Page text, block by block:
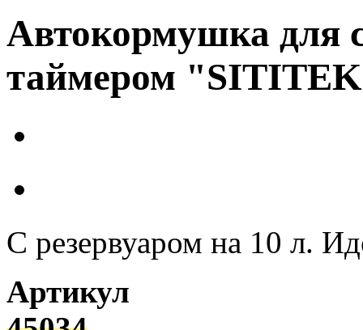
Автокормушка для
таймером
С резервуаром на 10 л.
Артикул